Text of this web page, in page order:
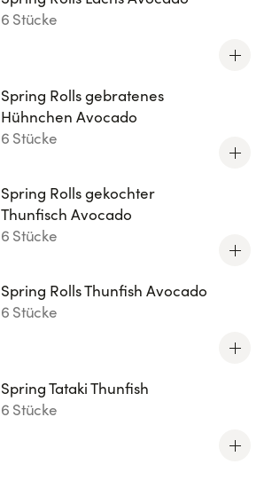
6 Stücke
Spring Rolls gebratenes
Hühnchen Avocado
6 Stücke
Spring Rolls gekochter
Thunfisch Avocado
6 Stücke
Spring Rolls Thunfish Avocado
6 Stücke
Spring Tataki Thunfish
6 Stücke